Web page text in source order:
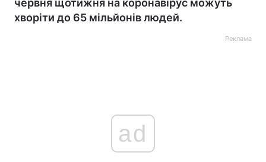
червня щотижня на коронавірус можуть
хворіти до 65 мільйонів людей.
Реклама
ad